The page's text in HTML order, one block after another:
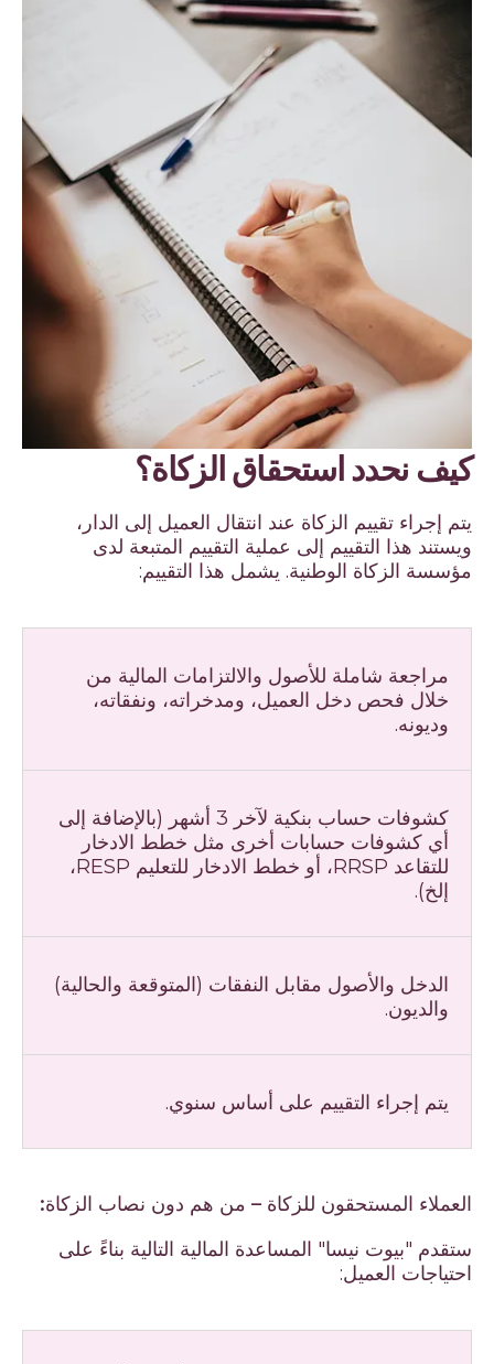
كيف نحدد استحقاق الزكاة؟
يتم إجراء تقييم الزكاة عند انتقال العميل إلى الدار،
ويستند هذا التقييم إلى عملية التقييم المتبعة لدى
مؤسسة الزكاة الوطنية. يشمل هذا التقييم:
مراجعة شاملة للأصول والالتزامات المالية من
خلال فحص دخل العميل، ومدخراته، ونفقاته،
وديونه.
كشوفات حساب بنكية لآخر 3 أشهر (بالإضافة إلى
أي كشوفات حسابات أخرى مثل خطط الادخار
للتقاعد RRSP، أو خطط الادخار للتعليم RESP،
إلخ).
الدخل والأصول مقابل النفقات (المتوقعة والحالية)
والديون.
يتم إجراء التقييم على أساس سنوي.
العملاء المستحقون للزكاة – من هم دون نصاب الزكاة:
ستقدم "بيوت نيسا" المساعدة المالية التالية بناءً على
احتياجات العميل: